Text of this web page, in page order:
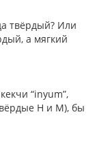
твёрдый? Или
а мягкий
“inyum”,
Н и М), бы